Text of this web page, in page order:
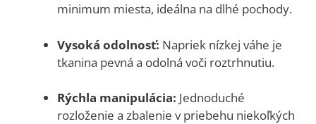
minimum miesta, ideálna na dlhé pochody.
Vysoká odolnosť: Napriek nízkej váhe je
tkanina pevná a odolná voči roztrhnutiu.
Rýchla manipulácia: Jednoduché
rozloženie a zbalenie v priebehu niekoľkých